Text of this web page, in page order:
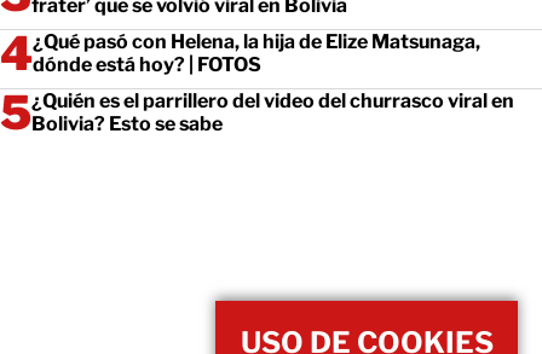
frater’ que se volvió viral en Bolivia
¿Qué pasó con Helena, la hija de Elize Matsunaga,
dónde está hoy? | FOTOS
¿Quién es el parrillero del video del churrasco viral en
Bolivia? Esto se sabe
USO DE COOKIES